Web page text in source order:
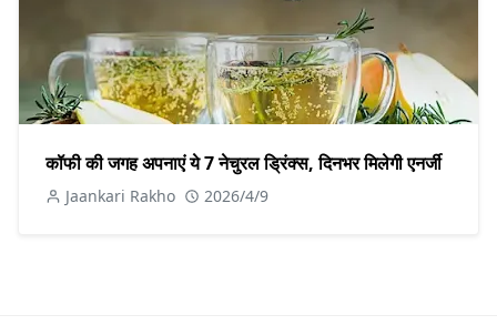
कॉफी की जगह अपनाएं ये 7 नेचुरल ड्रिंक्स, दिनभर मिलेगी एनर्जी
Jaankari Rakho 2026/4/9